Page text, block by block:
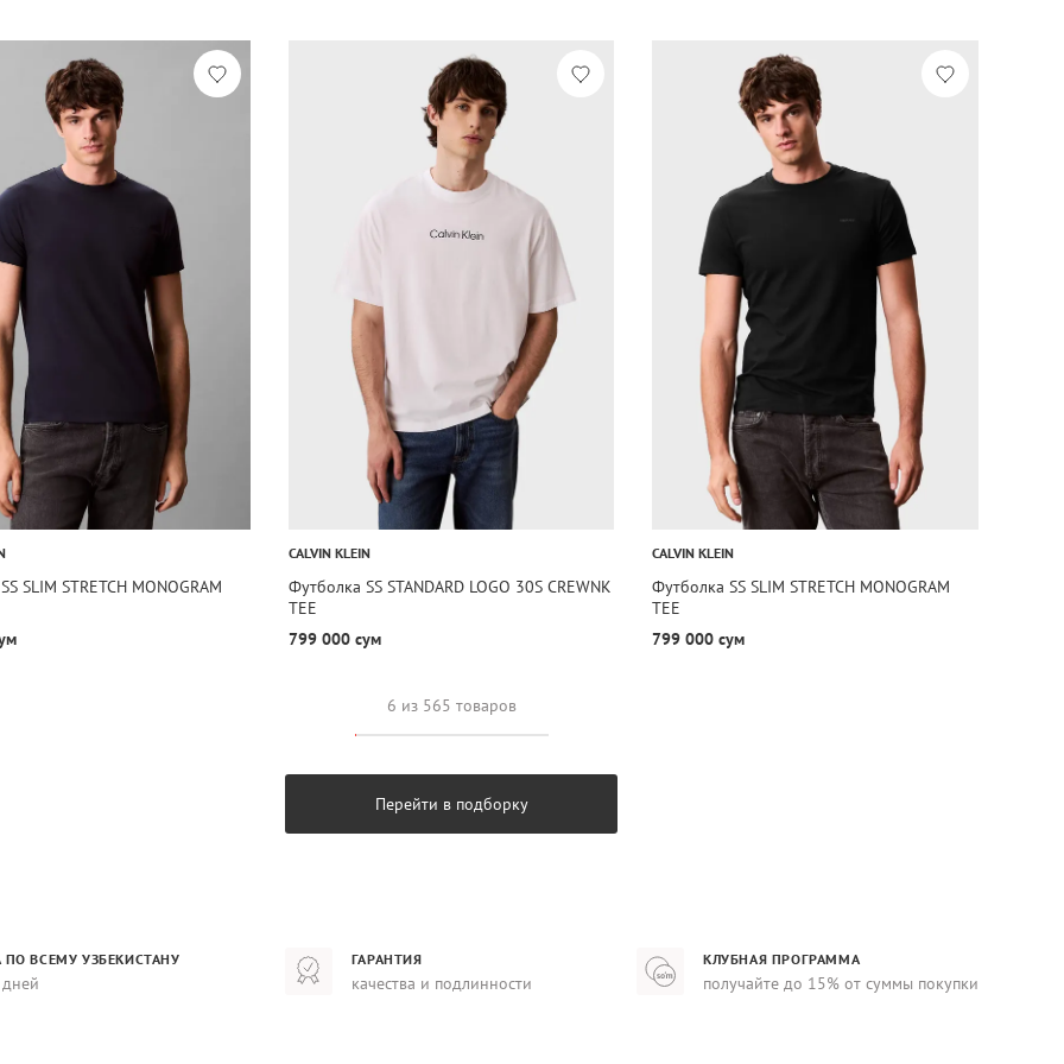
SLIM STRETCH MONOGRAM
CALVIN KLEIN
Футболка SS STANDARD LOGO 30S CREWNK
TEE
799 000 сум
CALVIN KLEIN
Футболка SS SLIM STRETCH MONOGRAM
TEE
799 000 сум
6 из 565 товаров
Перейти в подборку
ПО ВСЕМУ УЗБЕКИСТАНУ ГАРАНТИЯ
качества и подлинности
КЛУБНАЯ ПРОГРАММА
получайте до 15% от суммы покупки